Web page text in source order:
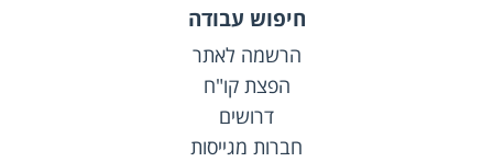
חיפוש עבודה
הרשמה לאתר
הפצת קו"ח
דרושים
חברות מגייסות